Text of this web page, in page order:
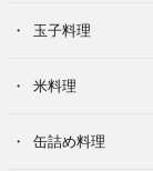
玉子料理
米料理
缶詰め料理